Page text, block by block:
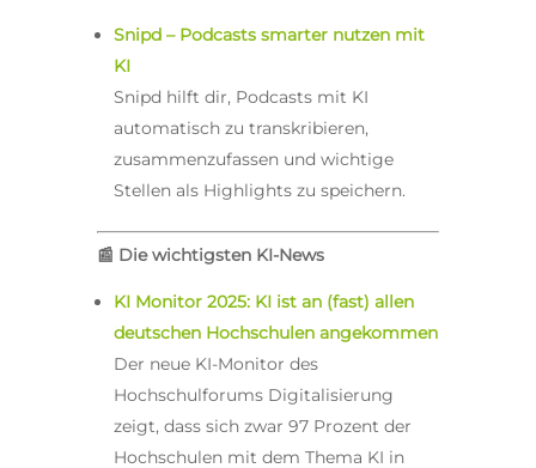
Snipd – Podcasts smarter nutzen mit
KI
Snipd hilft dir, Podcasts mit KI
automatisch zu transkribieren,
zusammenzufassen und wichtige
Stellen als Highlights zu speichern.
📰 Die wichtigsten KI-News
KI Monitor 2025: KI ist an (fast) allen
deutschen Hochschulen angekommen
Der neue KI-Monitor des
Hochschulforums Digitalisierung
zeigt, dass sich zwar 97 Prozent der
Hochschulen mit dem Thema KI in